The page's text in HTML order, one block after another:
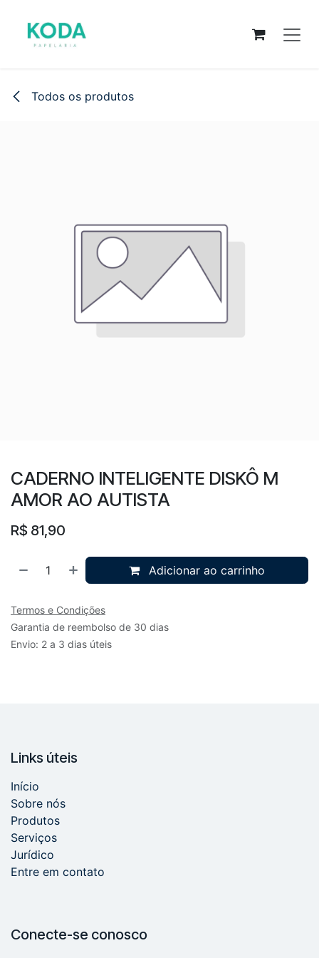
Todos os produtos
CADERNO INTELIGENTE DISKÔ M
AMOR AO AUTISTA
R$ 81,90
Adicionar ao carrinho
Termos e Condições
Garantia de reembolso de 30 dias
Envio: 2 a 3 dias úteis
Links úteis
Início
Sobre nós
Produtos
Serviços
Jurídico
Entre em contato
Conecte-se conosco